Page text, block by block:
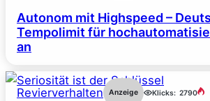
Autonom mit Highspeed –
Tempolimit für
an
Revierverhalten Anzeige Klicks: 2790